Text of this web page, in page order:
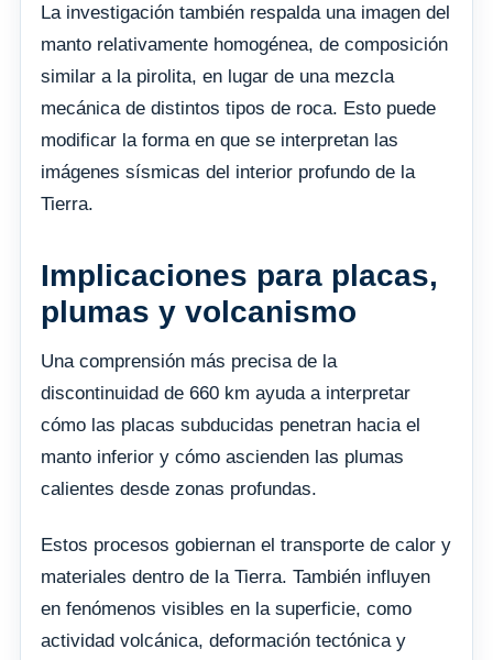
La investigación también respalda una imagen del
manto relativamente homogénea, de composición
similar a la pirolita, en lugar de una mezcla
mecánica de distintos tipos de roca. Esto puede
modificar la forma en que se interpretan las
imágenes sísmicas del interior profundo de la
Tierra.
Implicaciones para placas,
plumas y volcanismo
Una comprensión más precisa de la
discontinuidad de 660 km ayuda a interpretar
cómo las placas subducidas penetran hacia el
manto inferior y cómo ascienden las plumas
calientes desde zonas profundas.
Estos procesos gobiernan el transporte de calor y
materiales dentro de la Tierra. También influyen
en fenómenos visibles en la superficie, como
actividad volcánica, deformación tectónica y